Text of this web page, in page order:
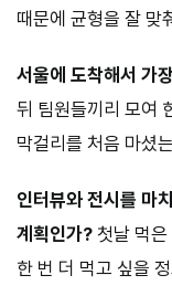
때문에 균형을 잘 맞
서울에 도착해서 가
뒤 팀원들끼리 모여
막걸리를 처음 마셨
인터뷰와 전시를 마
계획인가? 첫날 먹은
한 번 더 먹고 싶을